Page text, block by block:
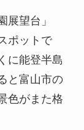
展望台」
ポットで
に能登半島
と富山市の
色がまた格